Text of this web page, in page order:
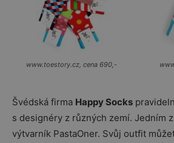
www.toestory.cz, cena 690,-
Švédská firma Happy Socks
s designéry z různých zemí. Jedním
výtvarník PastaOner. Svůj outfit